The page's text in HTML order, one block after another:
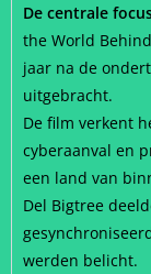
De centrale
the World
jaar na de
uitgebracht.
De film verkent
cyberaanval en
een land van
Del Bigtree
werden belicht.